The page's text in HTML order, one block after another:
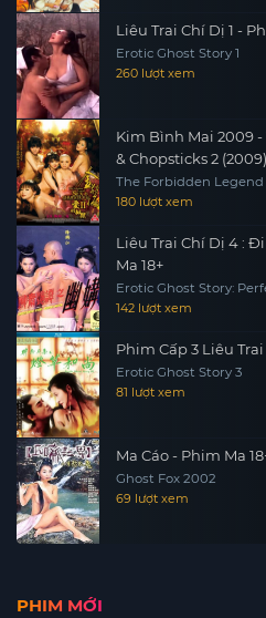
Liêu Trai Chí Dị 1 -
Erotic Ghost Story 1
260 lượt xem
Kim Bình Mai 2009
& Chopsticks 2 (2009)
The Forbidden Legend
180 lượt xem
Liêu Trai Chí Dị 4 :
Ma 18+
Erotic Ghost Story:
142 lượt xem
Phim Cấp 3 Liêu
Erotic Ghost Story 3
81 lượt xem
Ma Cáo - Phim Ma
Ghost Fox 2002
69 lượt xem
PHIM MỚI